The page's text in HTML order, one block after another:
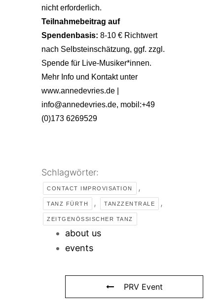
nicht erforderlich.
Teilnahmebeitrag auf
Spendenbasis: 8-10 € Richtwert
nach Selbsteinschätzung, ggf. zzgl.
Spende für Live-Musiker*innen.
Mehr Info und Kontakt unter
www.annedevries.de |
info@annedevries.de, mobil:+49
(0)173 6269529
Schlagwörter:
CONTACT IMPROVISATION ,
TANZ FÜRTH , TANZZENTRALE ,
ZEITGENÖSSISCHER TANZ
about us
events
PRV Event